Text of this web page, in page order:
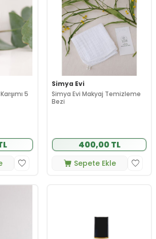
5
Simya Evi
Simya Evi Makyaj Temizleme
Bezi
400,00 TL
Sepete Ekle